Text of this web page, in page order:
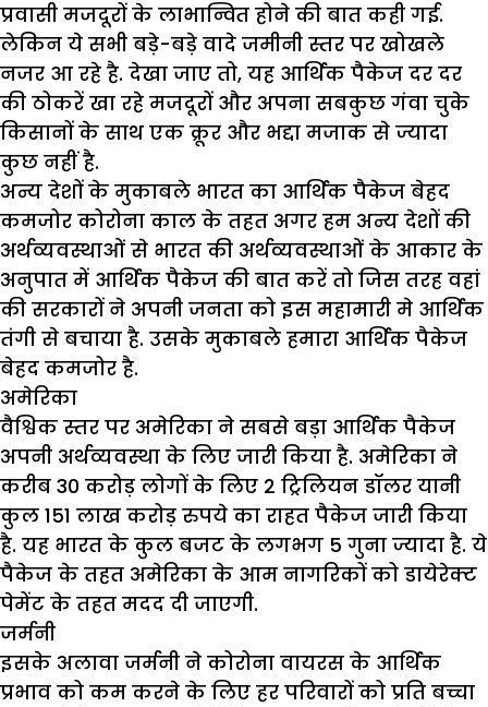
प्रवासी मजदूरों के लाभान्वित होने की बात कही गई.
लेकिन ये सभी बड़े-बड़े वादे जमीनी स्तर पर खोखले
नजर आ रहे है. देखा जाए तो, यह आर्थिक पैकेज दर दर
की ठोकरें खा रहे मजदूरों और अपना सबकुछ गंवा चुके
किसानों के साथ एक क्रूर और भद्दा मजाक से ज्यादा
कुछ नहीं है.
अन्य देशों के मुकाबले भारत का आर्थिक पैकेज बेहद
कमजोर कोरोना काल के तहत अगर हम अन्य देशों की
अर्थव्यवस्थाओं से भारत की अर्थव्यवस्थाओं के आकार के
अनुपात में आर्थिक पैकेज की बात करें तो जिस तरह वहां
की सरकारों ने अपनी जनता को इस महामारी मे आर्थिक
तंगी से बचाया है. उसके मुकाबले हमारा आर्थिक पैकेज
बेहद कमजोर है.
अमेरिका
वैश्विक स्तर पर अमेरिका ने सबसे बड़ा आर्थिक पैकेज
अपनी अर्थव्यवस्था के लिए जारी किया है. अमेरिका ने
करीब 30 करोड़ लोगों के लिए 2 ट्रिलियन डॉलर यानी
कुल 151 लाख करोड़ रुपये का राहत पैकेज जारी किया
है. यह भारत के कुल बजट के लगभग 5 गुना ज्यादा है. ये
पैकेज के तहत अमेरिका के आम नागरिकों को डायेरेक्ट
पेमेंट के तहत मदद दी जाएगी.
जर्मनी
इसके अलावा जर्मनी ने कोरोना वायरस के आर्थिक
प्रभाव को कम करने के लिए हर परिवारों को प्रति बच्चा